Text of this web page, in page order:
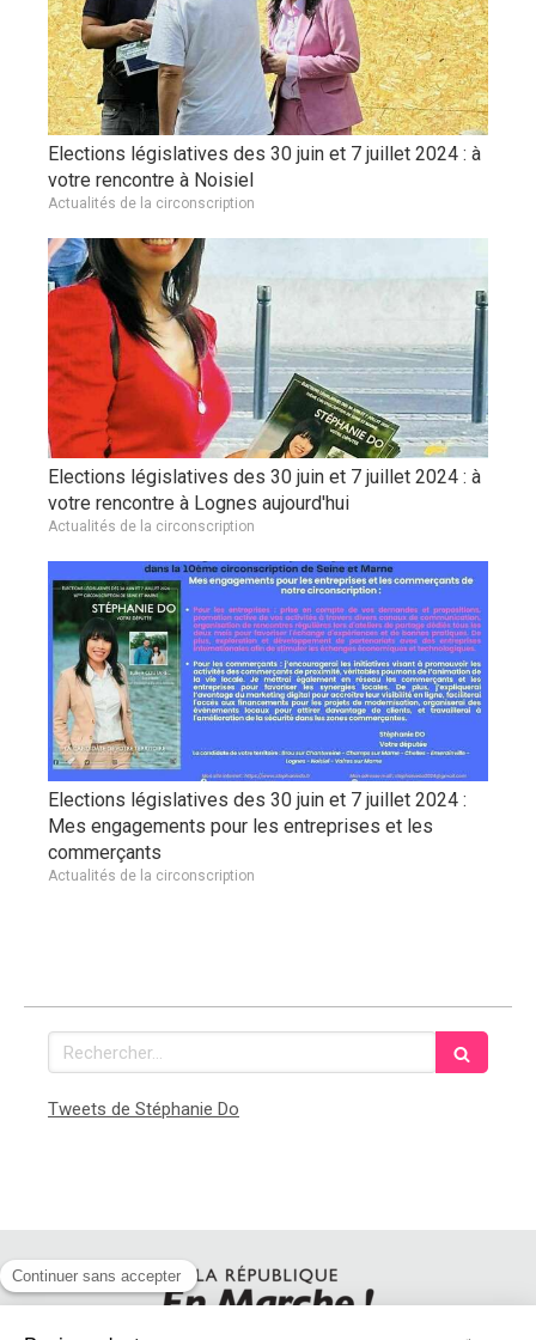
Elections législatives des 30 juin et 7 juillet 2024 : à
votre rencontre à Noisiel
Actualités de la circonscription
Elections législatives des 30 juin et 7 juillet 2024 : à
votre rencontre à Lognes aujourd'hui
Actualités de la circonscription
Elections législatives des 30 juin et 7 juillet 2024 :
Mes engagements pour les entreprises et les
commerçants
Actualités de la circonscription
Rechercher
Tweets de Stéphanie Do